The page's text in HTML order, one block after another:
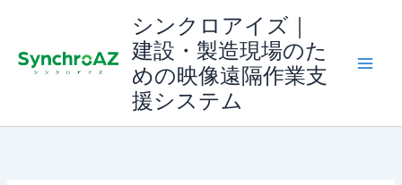
シンクロアイズ｜
建設・製造現場のた
めの映像遠隔作業支
援システム